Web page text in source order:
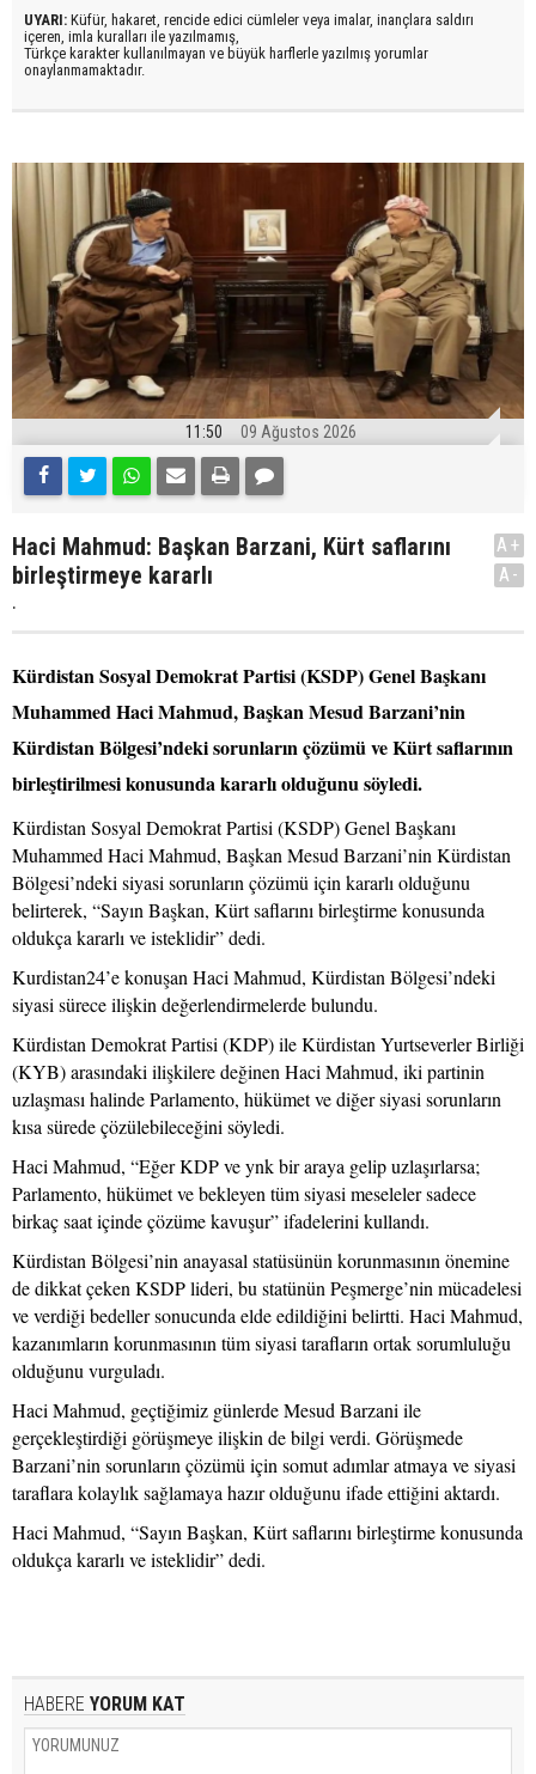
UYARI: Küfür, hakaret, rencide edici cümleler veya imalar, inançlara saldırı
içeren, imla kuralları ile yazılmamış,
Türkçe karakter kullanılmayan ve büyük harflerle yazılmış yorumlar
onaylanmamaktadır.
11:50 09 Ağustos 2026
Haci Mahmud: Başkan Barzani, Kürt saflarını
birleştirmeye kararlı
.
A+
A-
Kürdistan Sosyal Demokrat Partisi (KSDP) Genel Başkanı
Muhammed Haci Mahmud, Başkan Mesud Barzani’nin
Kürdistan Bölgesi’ndeki sorunların çözümü ve Kürt saflarının
birleştirilmesi konusunda kararlı olduğunu söyledi.
Kürdistan Sosyal Demokrat Partisi (KSDP) Genel Başkanı
Muhammed Haci Mahmud, Başkan Mesud Barzani’nin Kürdistan
Bölgesi’ndeki siyasi sorunların çözümü için kararlı olduğunu
belirterek, “Sayın Başkan, Kürt saflarını birleştirme konusunda
oldukça kararlı ve isteklidir” dedi.
Kurdistan24’e konuşan Haci Mahmud, Kürdistan Bölgesi’ndeki
siyasi sürece ilişkin değerlendirmelerde bulundu.
Kürdistan Demokrat Partisi (KDP) ile Kürdistan Yurtseverler Birliği
(KYB) arasındaki ilişkilere değinen Haci Mahmud, iki partinin
uzlaşması halinde Parlamento, hükümet ve diğer siyasi sorunların
kısa sürede çözülebileceğini söyledi.
Haci Mahmud, “Eğer KDP ve ynk bir araya gelip uzlaşırlarsa;
Parlamento, hükümet ve bekleyen tüm siyasi meseleler sadece
birkaç saat içinde çözüme kavuşur” ifadelerini kullandı.
Kürdistan Bölgesi’nin anayasal statüsünün korunmasının önemine
de dikkat çeken KSDP lideri, bu statünün Peşmerge’nin mücadelesi
ve verdiği bedeller sonucunda elde edildiğini belirtti. Haci Mahmud,
kazanımların korunmasının tüm siyasi tarafların ortak sorumluluğu
olduğunu vurguladı.
Haci Mahmud, geçtiğimiz günlerde Mesud Barzani ile
gerçekleştirdiği görüşmeye ilişkin de bilgi verdi. Görüşmede
Barzani’nin sorunların çözümü için somut adımlar atmaya ve siyasi
taraflara kolaylık sağlamaya hazır olduğunu ifade ettiğini aktardı.
Haci Mahmud, “Sayın Başkan, Kürt saflarını birleştirme konusunda
oldukça kararlı ve isteklidir” dedi.
HABERE YORUM KAT